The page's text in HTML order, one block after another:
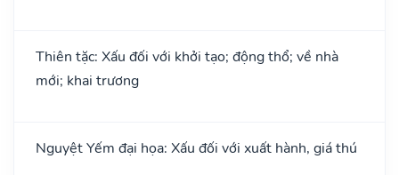
Thiên tặc: Xấu đối với khởi tạo; động thổ; về nhà
mới; khai trương
Nguyệt Yếm đại họa: Xấu đối với xuất hành, giá thú